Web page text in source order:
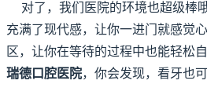
对了，我们医院的环境也超级棒
充满了现代感，让你一进门就感觉
区，让你在等待的过程中也能轻松
瑞德口腔医院，你会发现，看牙也